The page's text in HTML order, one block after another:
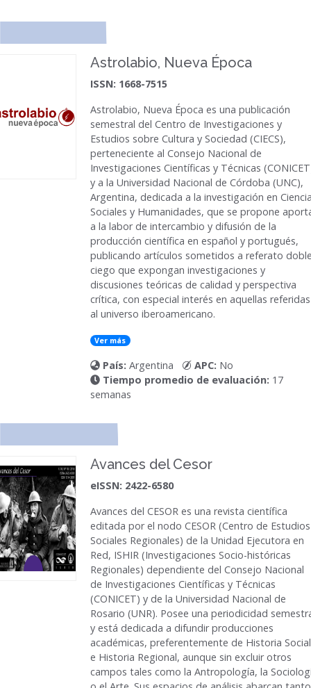
Astrolabio, Nueva Época
ISSN: 1668-7515
Astrolabio, Nueva Época es una publicación
semestral del Centro de Investigaciones y
Estudios sobre Cultura y Sociedad (CIECS),
perteneciente al Consejo Nacional de
Investigaciones Científicas y Técnicas
y a la Universidad Nacional de Córdoba (UNC),
Argentina, dedicada a la investigación en
Sociales y Humanidades, que se propone
a la labor de intercambio y difusión de la
producción científica en español y portugués,
publicando artículos sometidos a referato
ciego que expongan investigaciones y
discusiones teóricas de calidad y perspectiva
crítica, con especial interés en aquellas referidas
al universo iberoamericano.
Ver más
País: Argentina APC: No
Tiempo promedio de evaluación: 17
semanas
Avances del Cesor
eISSN: 2422-6580
Avances del CESOR es una revista científica
editada por el nodo CESOR (Centro de Estudios
Sociales Regionales) de la Unidad Ejecutora en
Red, ISHIR (Investigaciones Socio-históricas
Regionales) dependiente del Consejo Nacional
de Investigaciones Científicas y Técnicas
(CONICET) y de la Universidad Nacional de
Rosario (UNR). Posee una periodicidad
y está dedicada a difundir producciones
académicas, preferentemente de Historia Social
e Historia Regional, aunque sin excluir otros
campos tales como la Antropología, la